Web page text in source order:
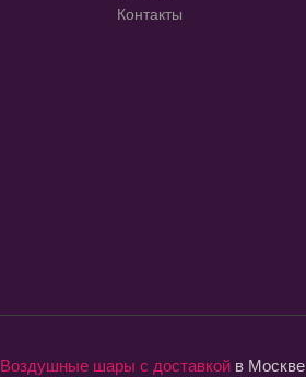
Контакты
Воздушные шары с доставкой в Москве